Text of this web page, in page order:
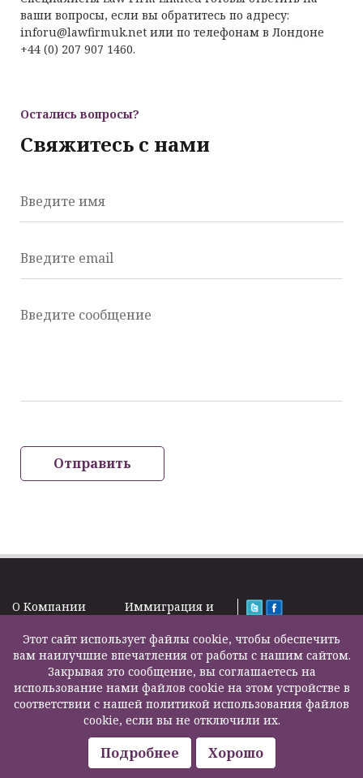
ваши вопросы, если вы обратитесь по адресу:
inforu@lawfirmuk.net или по телефонам в Лондоне
+44 (0) 207 907 1460.
Остались вопросы?
Свяжитесь с нами
Введите имя
Введите email
Введите сообщение
Отправить
O Kомпании
Подписка на
новости
Задать вопрос
Карта сайта
Контакты
Иммиграция и
Налоги и пенсии
Бизнес услуги
Недвижимость
Образование
Страхование
жизни
Другие услуги
2000 – 2026©
F200500002
Этот сайт использует файлы cookie, чтобы обеспечить
вам наилучшие впечатления от работы с нашим сайтом.
Закрывая это сообщение, вы соглашаетесь на
использование нами файлов cookie на этом устройстве в
соответствии с нашей политикой использования файлов
cookie, если вы не отключили их.
Подробнее Хорошо